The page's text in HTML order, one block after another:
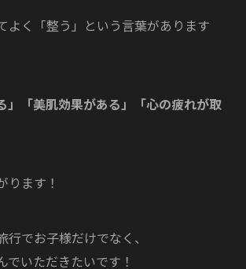
よく「整う」という言葉があります
」「美肌効果がある」「心の疲れが取
ります！
でお子様だけでなく、
でいただきたいです！